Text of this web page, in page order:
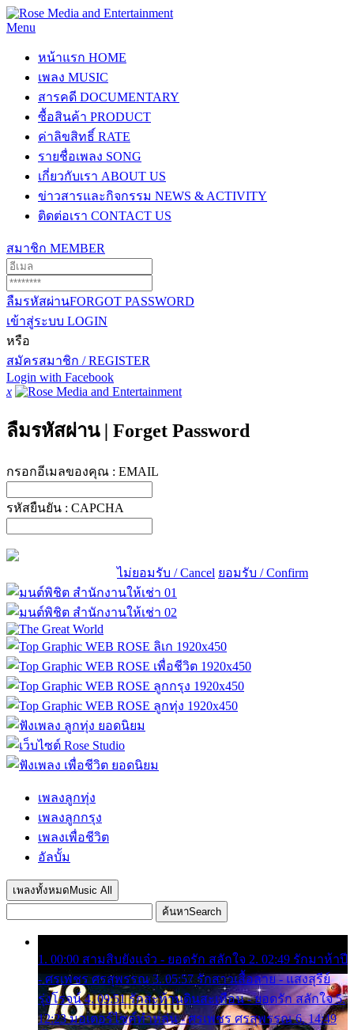
Menu
หน้าแรก HOME
เพลง MUSIC
สารคดี DOCUMENTARY
ซื้อสินค้า PRODUCT
ค่าลิขสิทธิ์ RATE
รายชื่อเพลง SONG
เกี่ยวกับเรา ABOUT US
ข่าวสารและกิจกรรม NEWS & ACTIVITY
ติดต่อเรา CONTACT US
สมาชิก MEMBER
ลืมรหัสผ่านFORGOT PASSWORD
เข้าสู่ระบบ LOGIN
หรือ
สมัครสมาชิก / REGISTER
Login with Facebook
x
ลืมรหัสผ่าน | Forget Password
กรอกอีเมลของคุณ : EMAIL
รหัสยืนยัน : CAPCHA
ไม่ยอมรับ / Cancel ยอมรับ / Confirm
เพลงลูกทุ่ง
เพลงลูกกรุง
เพลงเพื่อชีวิต
อัลบั้ม
เพลงทั้งหมด Music All
ค้นหาSearch
1. 00:00 สามสิบยังแจ๋ว - ยอดรัก สลักใจ 2. 02:49 รักมาห้าปี
- ศรเพชร ศรสุพรรณ 3. 05:57 รักสาวเสื้อลาย - แสงสุรีย์
รุ่งโรจน์ 4. 09:51 รักสะท้านดินสะเทือน - ยอดรัก สลักใจ 5.
12:23 มอเตอร์ไซค์ทำหล่น - ศรเพชร ศรสุพรรณ 6. 14:49